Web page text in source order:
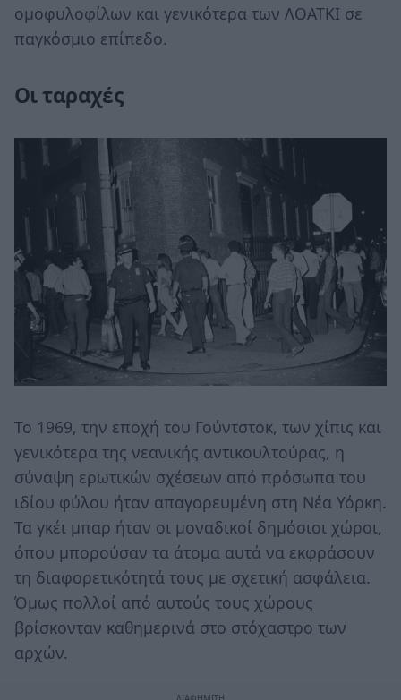
ομοφυλοφίλων και γενικότερα των ΛΟΑΤΚΙ σε
παγκόσμιο επίπεδο.
Οι ταραχές
To 1969, την εποχή του Γούντστοκ, των χίπις και
γενικότερα της νεανικής αντικουλτούρας, η
σύναψη ερωτικών σχέσεων από πρόσωπα του
ιδίου φύλου ήταν απαγορευμένη στη Νέα Υόρκη.
Τα γκέι μπαρ ήταν οι μοναδικοί δημόσιοι χώροι,
όπου μπορούσαν τα άτομα αυτά να εκφράσουν
τη διαφορετικότητά τους με σχετική ασφάλεια.
Όμως πολλοί από αυτούς τους χώρους
βρίσκονταν καθημερινά στο στόχαστρο των
αρχών.